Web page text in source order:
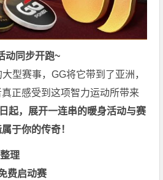
动同步开跑~
型赛事，GG将它带到了亚洲，
正感受到这项智力运动所带来
起，展开一连串的暖身活动与赛
于你的传奇！
理
费启动赛